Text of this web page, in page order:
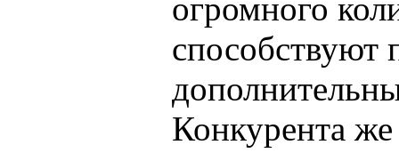
огромного
способствуют
Конкурента